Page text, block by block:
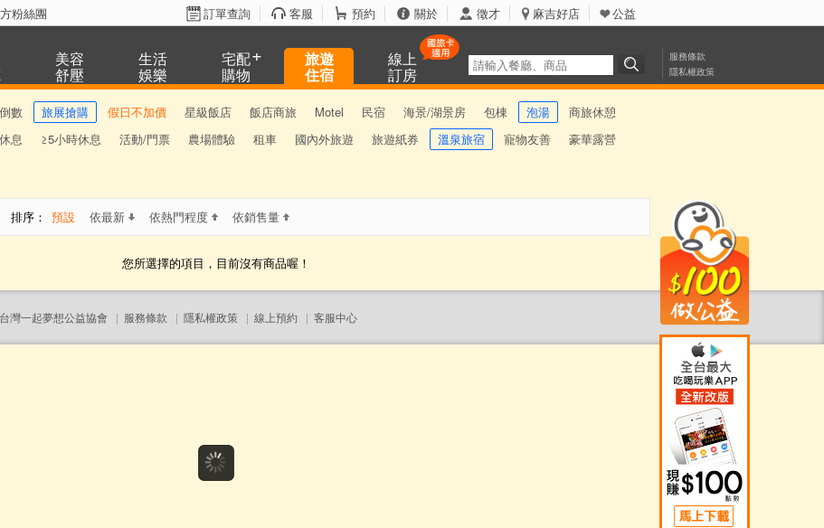
粉絲團 訂單查詢 客服 預約 關於 徵才 麻吉好店 公益
美容
舒壓
生活
娛樂
宅配
購物
旅遊
住宿
線上
訂房
服務條款
隱私權政策
倒數 旅展搶購 假日不加價 星級飯店 飯店商旅 Motel 民宿 海景/湖景房 包棟 泡湯
商旅休憩
息 ≥5小時休息 活動/門票 農場體驗 租車 國內外旅遊 旅遊紙券 溫泉旅宿 寵物友善 豪華露營
序： 預設 依最新 依熱門程度 依銷售量
您所選擇的項目，目前沒有商品喔！
台灣一起夢想公益協會 | 服務條款 | 隱私權政策 | 線上預約 | 客服中心